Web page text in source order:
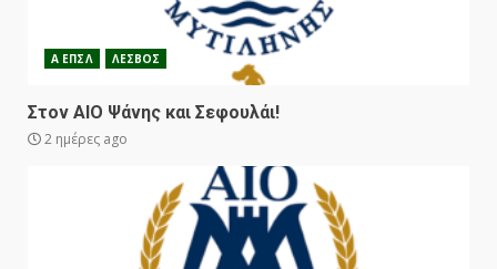
Α ΕΠΣΛ ΛΕΣΒΟΣ
Στον ΑΙΟ Ψάνης και Σεφουλάι!
2 ημέρες ago